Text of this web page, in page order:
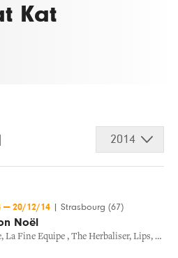
Kat
2014
— 20/12/14 Strasbourg (67)
Noël
, La Fine Equipe , The Herbaliser, Lips, The